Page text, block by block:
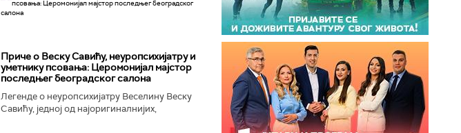
Приче о Веску Савићу, неуропсихијатру и
уметнику псовања: Церомонијал мајстор
последњег београдског салона
Легенде о неуропсихијатру Веселину Веску
Савићу, једној од најоригиналнијих,